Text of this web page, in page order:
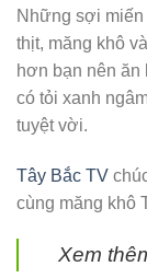
Những sợi miến
thịt, măng khô
hơn bạn nên ăn
có tỏi xanh
tuyệt vời.
Tây Bắc TV
cùng măng khô
Xem